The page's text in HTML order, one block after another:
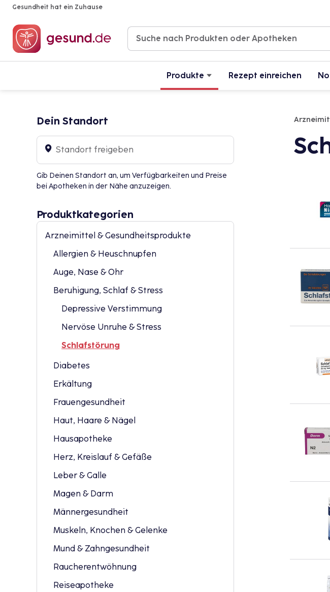
Gesundheit hat ein Zuhause
Produkte Rezept einreichen
Dein Standort
Standort freigeben
Gib Deinen Standort an, um Verfügbarkeiten und Preise
bei Apotheken in der Nähe anzuzeigen.
Produktkategorien
Arzneimittel & Gesundheitsprodukte
Allergien & Heuschnupfen
Auge, Nase & Ohr
Beruhigung, Schlaf & Stress
Depressive Verstimmung
Nervöse Unruhe & Stress
Schlafstörung
Diabetes
Erkältung
Frauengesundheit
Haut, Haare & Nägel
Hausapotheke
Herz, Kreislauf & Gefäße
Leber & Galle
Magen & Darm
Männergesundheit
Muskeln, Knochen & Gelenke
Mund & Zahngesundheit
Raucherentwöhnung
Reiseapotheke